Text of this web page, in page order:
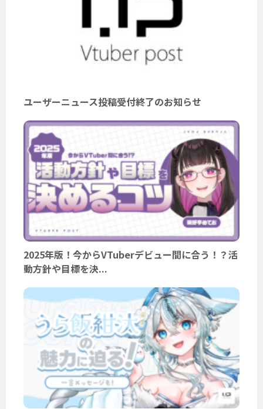
ユーザーニュース投稿受付終了のお知らせ
2025年版！今からVTuberデビュー間に合う！？活
動方針や目標を決...